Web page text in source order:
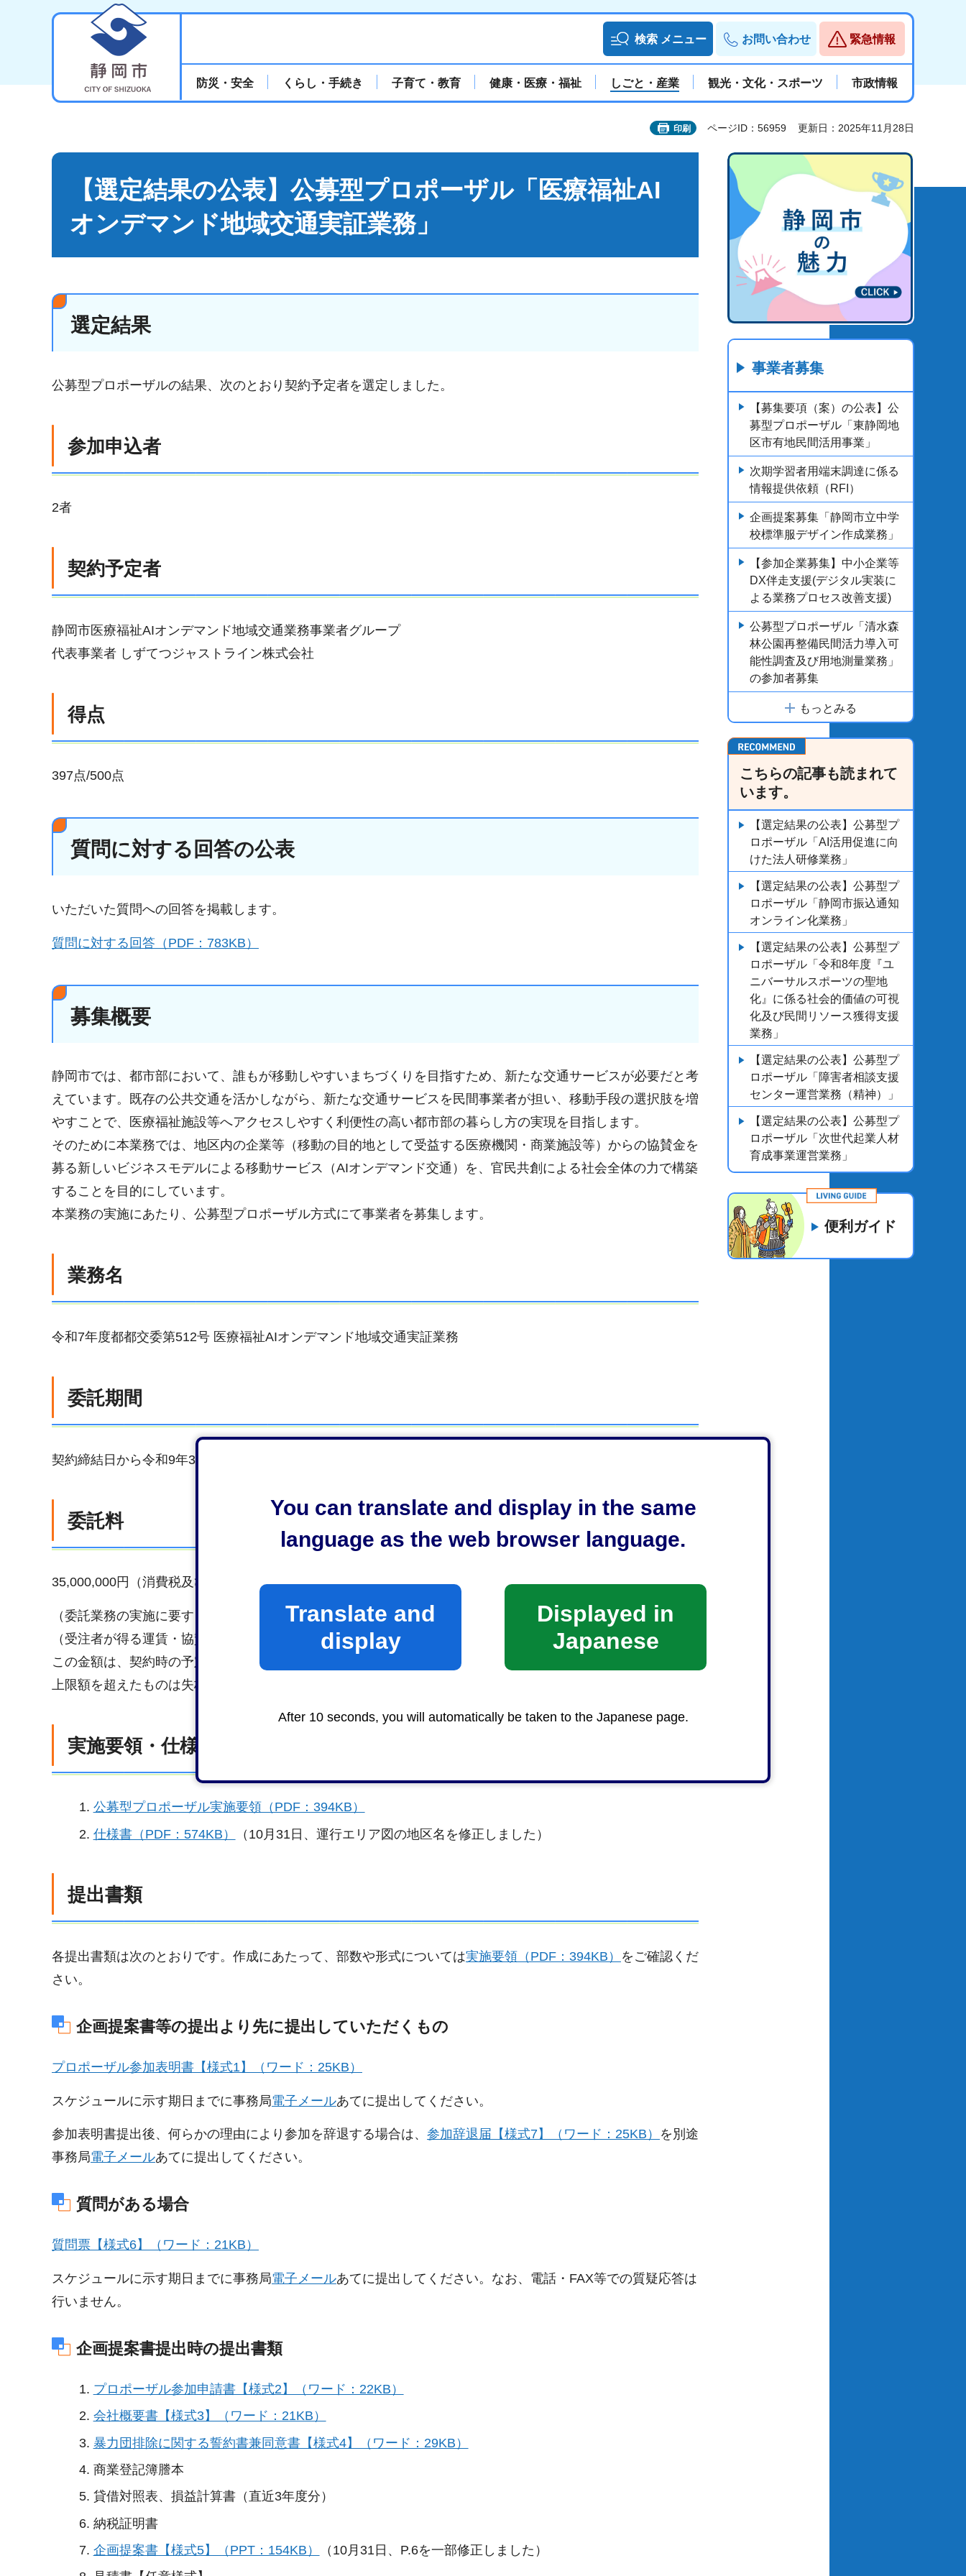
You can translate and display in the same
language as the web browser language.
Translate and
display
Displayed in
Japanese
After 10 seconds, you will automatically be taken to the Japanese page.
検索 メニュー お問い合わせ 緊急情報
防災・安全 くらし・手続き 子育て・教育 健康・医療・福祉 しごと・産業 観光・文化・スポーツ 市政情報
印刷 ページID：56959 更新日：2025年11月28日
【選定結果の公表】公募型プロポーザル「医療福祉AI
オンデマンド地域交通実証業務」
選定結果
公募型プロポーザルの結果、次のとおり契約予定者を選定しました。
参加申込者
2者
契約予定者
静岡市医療福祉AIオンデマンド地域交通業務事業者グループ
代表事業者 しずてつジャストライン株式会社
得点
397点/500点
質問に対する回答の公表
いただいた質問への回答を掲載します。
質問に対する回答（PDF：783KB）
募集概要
静岡市では、都市部において、誰もが移動しやすいまちづくりを目指すため、新たな交通サービスが必要だと考
えています。既存の公共交通を活かしながら、新たな交通サービスを民間事業者が担い、移動手段の選択肢を増
やすことで、医療福祉施設等へアクセスしやすく利便性の高い都市部の暮らし方の実現を目指します。
そのために本業務では、地区内の企業等（移動の目的地として受益する医療機関・商業施設等）からの協賛金を
募る新しいビジネスモデルによる移動サービス（AIオンデマンド交通）を、官民共創による社会全体の力で構築
することを目的にしています。
本業務の実施にあたり、公募型プロポーザル方式にて事業者を募集します。
業務名
令和7年度都都交委第512号 医療福祉AIオンデマンド地域交通実証業務
委託期間
契約締結日から令和9年3月31日まで
委託料
35,000,000円（消費税及び地方消費税を含む）を上限とします。
（委託業務の実施に要する一切の費用の上限を40,000,000円とします。）
（受注者が得る運賃・協賛金収入を5,000,000円と推定します。）
この金額は、契約時の予定価格を示すものではありません。
上限額を超えたものは失格とします。
実施要領・仕様書
公募型プロポーザル実施要領（PDF：394KB）
仕様書（PDF：574KB）
（10月31日、運行エリア図の地区名を修正しました）
提出書類
各提出書類は次のとおりです。作成にあたって、部数や形式については実施要領（PDF：394KB） をご確認くだ
さい。
企画提案書等の提出より先に提出していただくもの
プロポーザル参加表明書【様式1】（ワード：25KB）
スケジュールに示す期日までに事務局電子メールあてに提出してください。
参加表明書提出後、何らかの理由により参加を辞退する場合は、 参加辞退届【様式7】（ワード：25KB） を別途
事務局電子メールあてに提出してください。
質問がある場合
質問票【様式6】（ワード：21KB）
スケジュールに示す期日までに事務局電子メールあてに提出してください。なお、電話・FAX等での質疑応答は
行いません。
企画提案書提出時の提出書類
プロポーザル参加申請書【様式2】（ワード：22KB）
会社概要書【様式3】（ワード：21KB）
暴力団排除に関する誓約書兼同意書【様式4】（ワード：29KB）
商業登記簿謄本
貸借対照表、損益計算書（直近3年度分）
納税証明書
企画提案書【様式5】（PPT：154KB）
（10月31日、P.6を一部修正しました）
事業者募集
【募集要項（案）の公表】公
募型プロポーザル「東静岡地
区市有地民間活用事業」
次期学習者用端末調達に係る
情報提供依頼（RFI）
企画提案募集「静岡市立中学
校標準服デザイン作成業務」
【参加企業募集】中小企業等
DX伴走支援(デジタル実装に
よる業務プロセス改善支援)
公募型プロポーザル「清水森
林公園再整備民間活力導入可
能性調査及び用地測量業務」
の参加者募集
もっとみる
こちらの記事も読まれて
います。
【選定結果の公表】公募型プ
ロポーザル「AI活用促進に向
けた法人研修業務」
【選定結果の公表】公募型プ
ロポーザル「静岡市振込通知
オンライン化業務」
【選定結果の公表】公募型プ
ロポーザル「令和8年度『ユ
ニバーサルスポーツの聖地
化』に係る社会的価値の可視
化及び民間リソース獲得支援
業務」
【選定結果の公表】公募型プ
ロポーザル「障害者相談支援
センター運営業務（精神）」
【選定結果の公表】公募型プ
ロポーザル「次世代起業人材
育成事業運営業務」
便利ガイド